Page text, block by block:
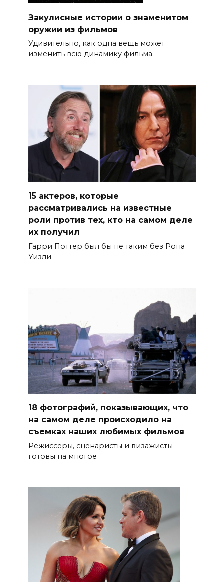
Закулисные истории о знаменитом
оружии из фильмов
Удивительно, как одна вещь может
изменить всю динамику фильма.
15 актеров, которые
рассматривались на известные
роли против тех, кто на самом деле
их получил
Гарри Поттер был бы не таким без Рона
Уизли.
18 фотографий, показывающих, что
на самом деле происходило на
съемках наших любимых фильмов
Режиссеры, сценаристы и визажисты
готовы на многое